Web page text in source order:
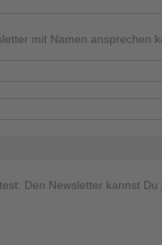
mit Namen ansprechen
Den Newsletter kannst